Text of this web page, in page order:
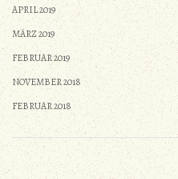
APRIL 2019
MÄRZ 2019
FEBRUAR 2019
NOVEMBER 2018
FEBRUAR 2018